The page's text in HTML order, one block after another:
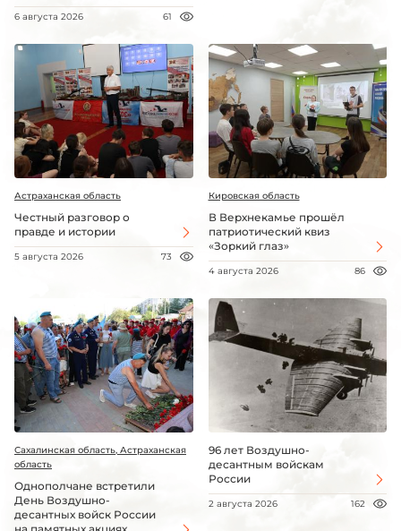
6 августа 2026 61
Астраханская область
Честный разговор о
правде и истории
5 августа 2026 73
Кировская область
В Верхнекамье прошёл
патриотический квиз
«Зоркий глаз»
4 августа 2026 86
Сахалинская область, Астраханская
область
Однополчане встретили
День Воздушно-
десантных войск России
96 лет Воздушно-
десантным войскам
России
2 августа 2026 162